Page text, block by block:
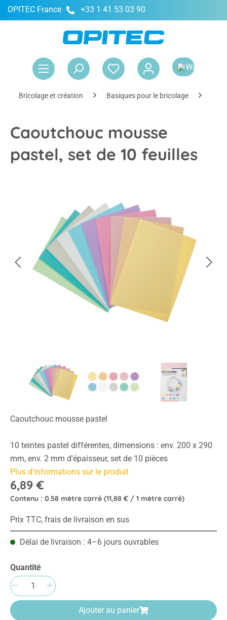
principal
OPITEC France +33 1 41 53 03 90
Bricolage et création Basiques pour le bricolage
Caoutchouc mousse
pastel, set de 10 feuilles
Caoutchouc mousse pastel
10 teintes pastel différentes, dimensions : env. 200 x 290
mm, env. 2 mm d'épaisseur, set de 10 pièces
Plus d'informations sur le produit
6,89 €
Contenu : 0.58 mètre carré (11,88 € / 1 mètre carré)
Prix TTC, frais de livraison en sus
Délai de livraison : 4–6 jours ouvrables
Quantité
Quantité de produit : Entrez la quantité
Ajouter au panier